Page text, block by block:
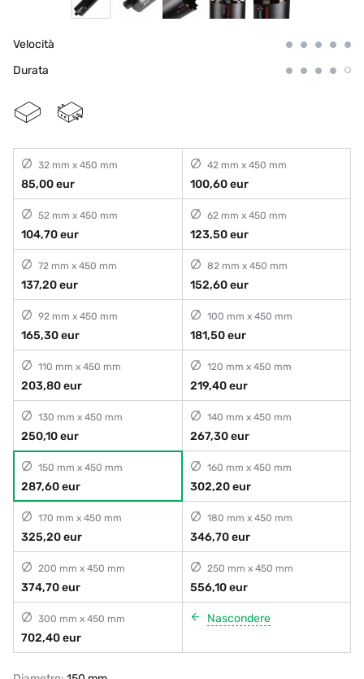
Velocità
Durata
32 mm x 450 mm
85,00 eur
42 mm x 450 mm
100,60 eur
52 mm x 450 mm
104,70 eur
62 mm x 450 mm
123,50 eur
72 mm x 450 mm
137,20 eur
82 mm x 450 mm
152,60 eur
92 mm x 450 mm
165,30 eur
100 mm x 450 mm
181,50 eur
110 mm x 450 mm
203,80 eur
120 mm x 450 mm
219,40 eur
130 mm x 450 mm
250,10 eur
140 mm x 450 mm
267,30 eur
150 mm x 450 mm
287,60 eur
160 mm x 450 mm
302,20 eur
170 mm x 450 mm
325,20 eur
180 mm x 450 mm
346,70 eur
200 mm x 450 mm
374,70 eur
250 mm x 450 mm
556,10 eur
300 mm x 450 mm
702,40 eur
Nascondere